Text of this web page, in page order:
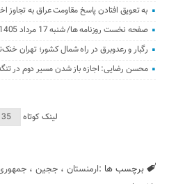
به تعویق افتادن پاسخ مقاومت عراق به تجاوز
صفحه نخست روزنامه ها/ شنبه 17 مرداد 1405
رگبار و رعدوبرق در راه شمال کشور؛ تهران
محسن رضایی: اجازه باز شدن مسیر دوم در
لینک کوتاه
برچسب ها :ارمنستان ،ججین ،